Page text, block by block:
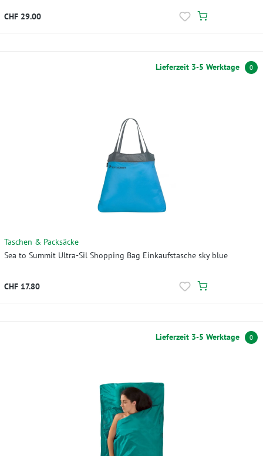
CHF 29.00
Lieferzeit 3-5 Werktage 0
Taschen & Packsäcke
Sea to Summit Ultra-Sil Shopping Bag Einkaufstasche sky blue
CHF 17.80
Lieferzeit 3-5 Werktage 0